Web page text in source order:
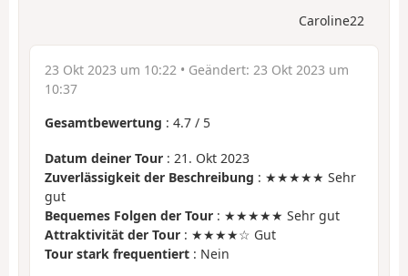
Caroline22
23 Okt 2023 um 10:22 • Geändert: 23 Okt 2023 um
10:37
Gesamtbewertung : 4.7 / 5
Datum deiner Tour : 21. Okt 2023
Zuverlässigkeit der Beschreibung : ★★★★★ Sehr
gut
Bequemes Folgen der Tour : ★★★★★ Sehr gut
Attraktivität der Tour : ★★★★☆ Gut
Tour stark frequentiert : Nein